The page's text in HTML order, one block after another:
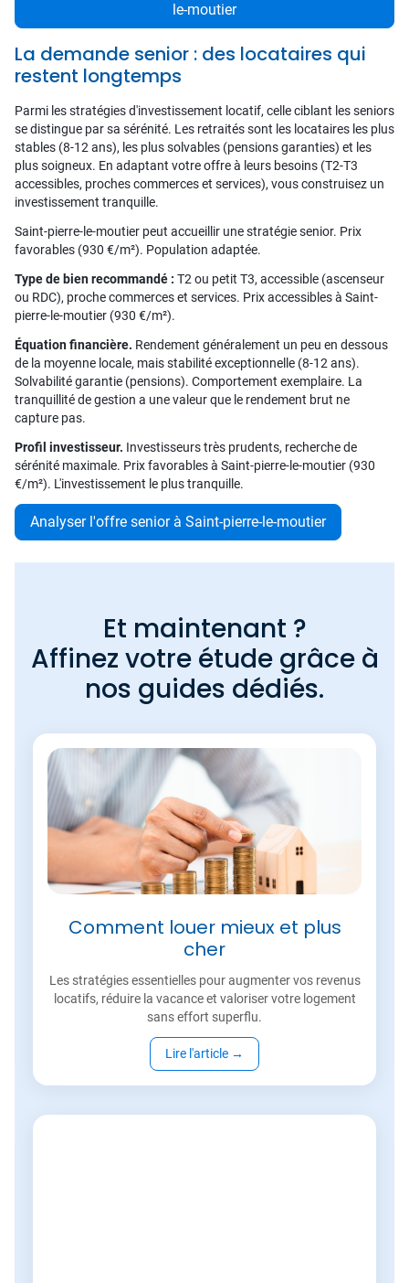
le-moutier
La demande senior : des locataires qui
restent longtemps
Parmi les stratégies d'investissement locatif, celle ciblant les seniors
se distingue par sa sérénité. Les retraités sont les locataires les plus
stables (8-12 ans), les plus solvables (pensions garanties) et les
plus soigneux. En adaptant votre offre à leurs besoins (T2-T3
accessibles, proches commerces et services), vous construisez un
investissement tranquille.
Saint-pierre-le-moutier peut accueillir une stratégie senior. Prix
favorables (930 €/m²). Population adaptée.
Type de bien recommandé : T2 ou petit T3, accessible (ascenseur
ou RDC), proche commerces et services. Prix accessibles à Saint-
pierre-le-moutier (930 €/m²).
Équation financière. Rendement généralement un peu en dessous
de la moyenne locale, mais stabilité exceptionnelle (8-12 ans).
Solvabilité garantie (pensions). Comportement exemplaire. La
tranquillité de gestion a une valeur que le rendement brut ne
capture pas.
Profil investisseur. Investisseurs très prudents, recherche de
sérénité maximale. Prix favorables à Saint-pierre-le-moutier (930
€/m²). L'investissement le plus tranquille.
Analyser l'offre senior à Saint-pierre-le-moutier
Et maintenant ?
Affinez votre étude grâce à
nos guides dédiés.
Comment louer mieux et plus
cher
Les stratégies essentielles pour augmenter vos revenus
locatifs, réduire la vacance et valoriser votre logement
sans effort superflu.
Lire l'article →